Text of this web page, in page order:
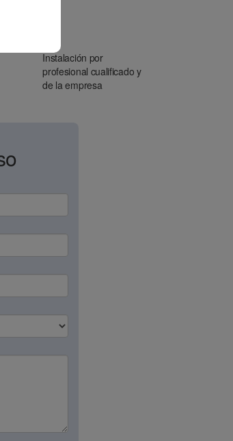
Instalación por
profesional cualificado y
de la empresa